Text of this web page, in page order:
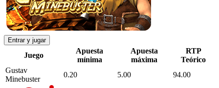
Entrar y jugar
Juego
Apuesta
mínima
Apuesta
máxima
RTP
Teórico
Gustav
Minebuster
0.20 5.00 94.00